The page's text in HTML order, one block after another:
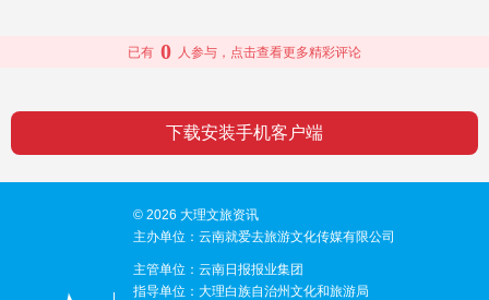
已有 0 人参与，点击查看更多精彩评论
下载安装手机客户端
© 2026 大理文旅资讯
主办单位：云南就爱去旅游文化传媒有限公司
主管单位：云南日报报业集团
指导单位：大理白族自治州文化和旅游局